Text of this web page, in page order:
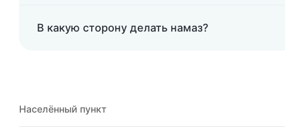
В какую сторону делать намаз?
Населённый пункт